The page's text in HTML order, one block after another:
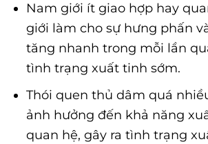
Nam giới ít giao hợp hay
giới làm cho sự hưng phấn
tăng nhanh trong mỗi lần
tình trạng xuất tinh sớm.
Thói quen thủ dâm quá
ảnh hưởng đến khả năng
quan hệ, gây ra tình trạng